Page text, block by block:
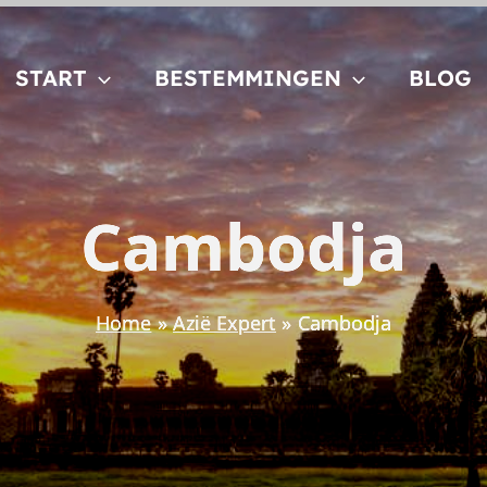
START BESTEMMINGEN BLOG
Cambodja
Home Azië Expert Cambodja